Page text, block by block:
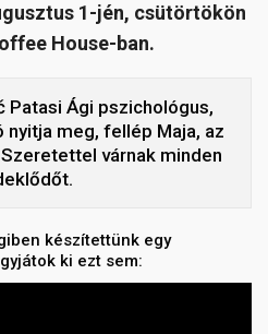
1-jén, csütörtökön
House-ban.
Patasi Ági pszichológus,
meg, fellép Maja, az
várnak minden
készítettünk egy
ki ezt sem: